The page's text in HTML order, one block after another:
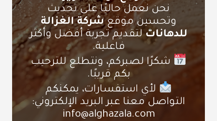
نحن نعمل حاليًا على تحديث
وتحسين موقعشركة الغزالة
للدهاناتلتقديم تجربة أفضل وأكثر
فاعلية.
شكرًا لصبركم، ونتطلع للترحيب
بكم قريبًا.
لأي استفسارات، يمكنكم
التواصل معنا عبر البريد الإلكتروني:
info@alghazala.com